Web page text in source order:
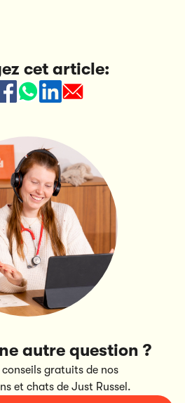
cet article:
autre question ?
gratuits de nos
et chats de Just Russel.